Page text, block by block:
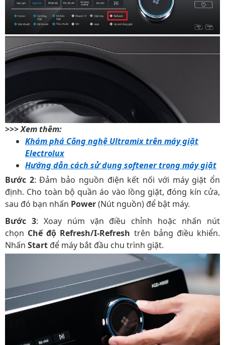
>>> Xem thêm:
Khám phá Công nghệ Ultramix trên máy giặt
Electrolux
Hướng dẫn cách sử dụng softener trong máy giặt
Bước 2: Đảm bảo nguồn điện kết nối với máy giặt ổn
định. Cho toàn bộ quần áo vào lồng giặt, đóng kín cửa,
sau đó bạn nhấn Power(Nút nguồn) để bật máy.
Bước 3: Xoay núm vặn điều chỉnh hoặc nhấn nút
chọn Chế độ Refresh/I-Refresh trên bảng điều khiển.
Nhấn Start để máy bắt đầu chu trình giặt.